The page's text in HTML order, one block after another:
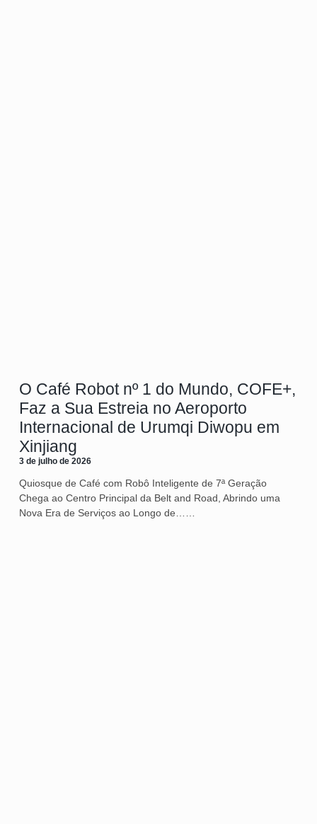
O Café Robot nº 1 do Mundo, COFE+,
Faz a Sua Estreia no Aeroporto
Internacional de Urumqi Diwopu em
Xinjiang
3 de julho de 2026
Quiosque de Café com Robô Inteligente de 7ª Geração
Chega ao Centro Principal da Belt and Road, Abrindo uma
Nova Era de Serviços ao Longo de……